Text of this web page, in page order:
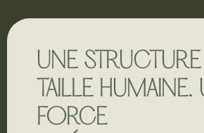
UNE
TAILLE HUMAINE.
FORCE